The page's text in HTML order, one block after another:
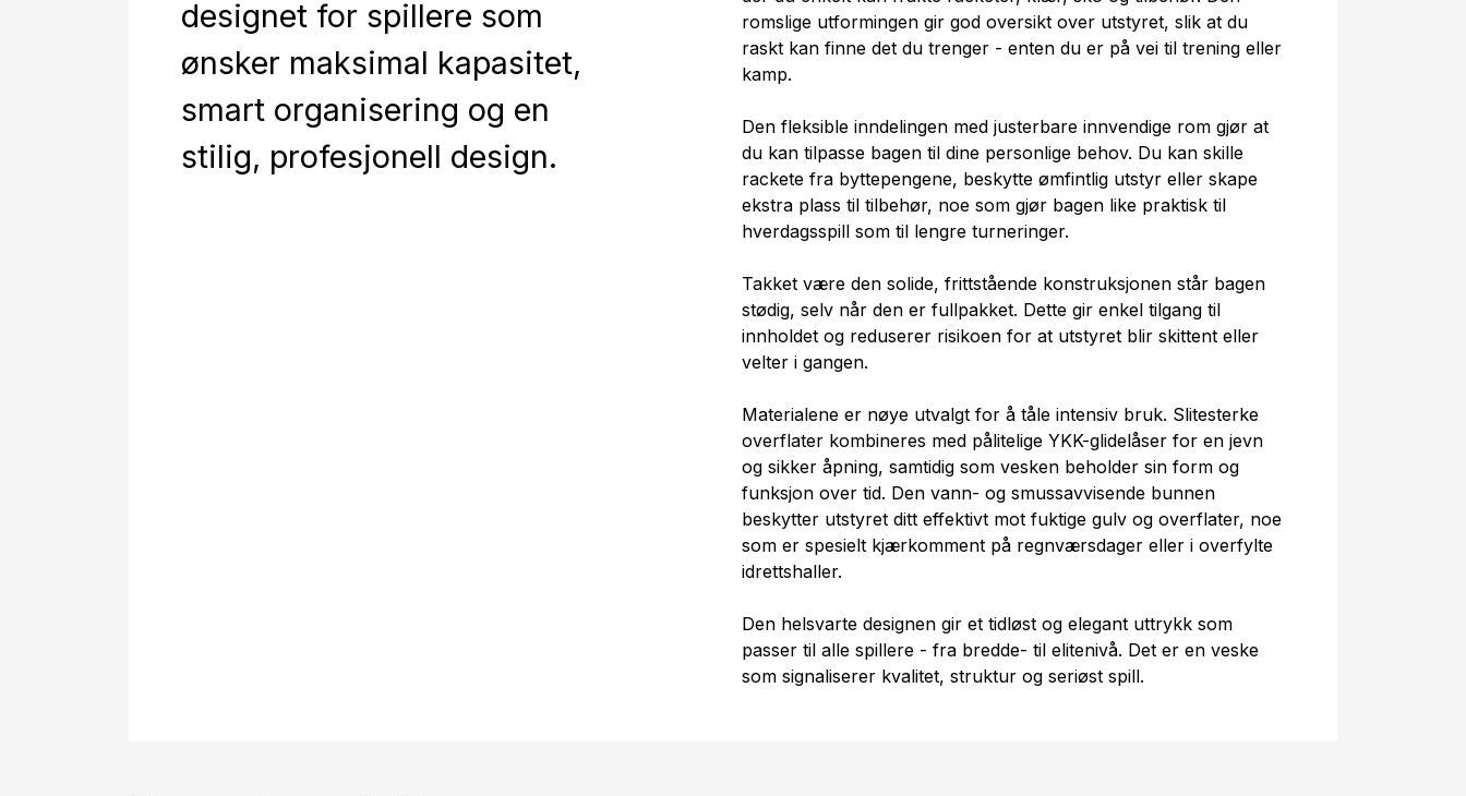
designet for spillere som
ønsker maksimal kapasitet,
smart organisering og en
stilig, profesjonell design.
romslige utformingen gir god oversikt over utstyret, slik at du
raskt kan finne det du trenger - enten du er på vei til trening eller
kamp.
Den fleksible inndelingen med justerbare innvendige rom gjør at
du kan tilpasse bagen til dine personlige behov. Du kan skille
rackete fra byttepengene, beskytte ømfintlig utstyr eller skape
ekstra plass til tilbehør, noe som gjør bagen like praktisk til
hverdagsspill som til lengre turneringer.
Takket være den solide, frittstående konstruksjonen står bagen
stødig, selv når den er fullpakket. Dette gir enkel tilgang til
innholdet og reduserer risikoen for at utstyret blir skittent eller
velter i gangen.
Materialene er nøye utvalgt for å tåle intensiv bruk. Slitesterke
overflater kombineres med pålitelige YKK-glidelåser for en jevn
og sikker åpning, samtidig som vesken beholder sin form og
funksjon over tid. Den vann- og smussavvisende bunnen
beskytter utstyret ditt effektivt mot fuktige gulv og overflater, noe
som er spesielt kjærkomment på regnværsdager eller i overfylte
idrettshaller.
Den helsvarte designen gir et tidløst og elegant uttrykk som
passer til alle spillere - fra bredde- til elitenivå. Det er en veske
som signaliserer kvalitet, struktur og seriøst spill.